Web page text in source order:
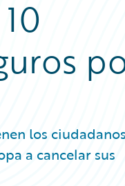
los
a cancelar sus